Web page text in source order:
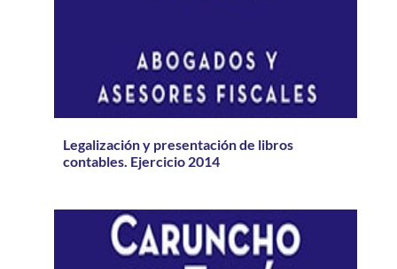
Legalización y presentación de libros
contables. Ejercicio 2014